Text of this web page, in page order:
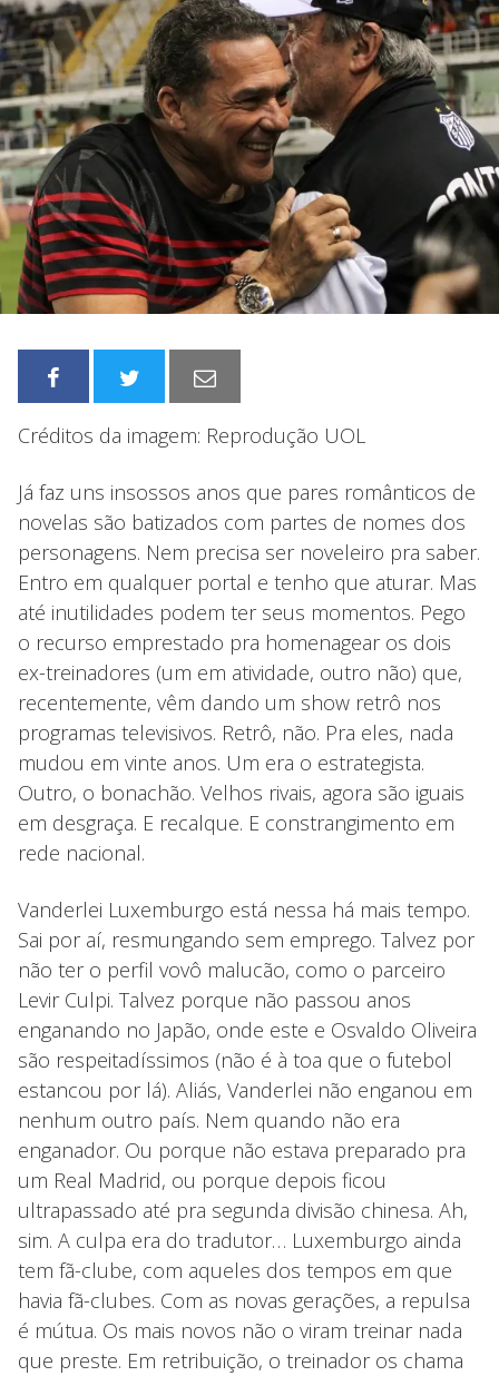
Créditos da imagem: Reprodução UOL
Já faz uns insossos anos que pares românticos de
novelas são batizados com partes de nomes dos
personagens. Nem precisa ser noveleiro pra saber.
Entro em qualquer portal e tenho que aturar. Mas
até inutilidades podem ter seus momentos. Pego
o recurso emprestado pra homenagear os dois
ex-treinadores (um em atividade, outro não) que,
recentemente, vêm dando um show retrô nos
programas televisivos. Retrô, não. Pra eles, nada
mudou em vinte anos. Um era o estrategista.
Outro, o bonachão. Velhos rivais, agora são iguais
em desgraça. E recalque. E constrangimento em
rede nacional.
Vanderlei Luxemburgo está nessa há mais tempo.
Sai por aí, resmungando sem emprego. Talvez por
não ter o perfil vovô malucão, como o parceiro
Levir Culpi. Talvez porque não passou anos
enganando no Japão, onde este e Osvaldo Oliveira
são respeitadíssimos (não é à toa que o futebol
estancou por lá). Aliás, Vanderlei não enganou em
nenhum outro país. Nem quando não era
enganador. Ou porque não estava preparado pra
um Real Madrid, ou porque depois ficou
ultrapassado até pra segunda divisão chinesa. Ah,
sim. A culpa era do tradutor… Luxemburgo ainda
tem fã-clube, com aqueles dos tempos em que
havia fã-clubes. Com as novas gerações, a repulsa
é mútua. Os mais novos não o viram treinar nada
que preste. Em retribuição, o treinador os chama